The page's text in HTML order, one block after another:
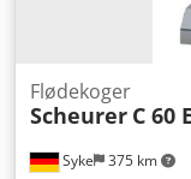
Syke 375 km
Flødekoger
Scheurer C 60